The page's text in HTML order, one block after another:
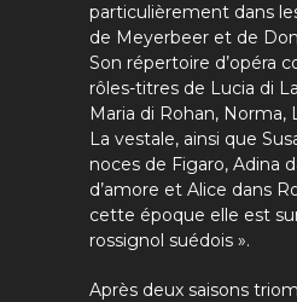
particulièrement dans
de Meyerbeer et de
Son répertoire d’opéra
rôles-titres de Lucia di
Maria di Rohan, Norma,
La vestale, ainsi que
noces de Figaro, Adina
d’amore et Alice dans
cette époque elle est
rossignol suédois ».
Après deux saisons